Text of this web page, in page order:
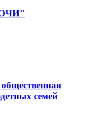
семей